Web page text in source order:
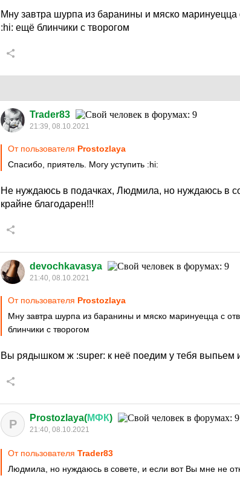
Мну завтра шурпа из баранины и мяско маринуецца
:hi: ещё блинчики с творогом
Trader83
21:39, 08.10.2021
От пользователя Prostozlaya
Спасибо, приятель. Могу уступить :hi:
Не нуждаюсь в подачках, Людмила, но нуждаюсь в
крайне благодарен!!!
devochkavasya
21:40, 08.10.2021
От пользователя Prostozlaya
Мну завтра шурпа из баранины и мяско маринуецца с
блинчики с творогом
Вы рядышком ж :super: к неё поедим у тебя
P Prostozlaya(МФК)
21:40, 08.10.2021
От пользователя Trader83
Людмила, но нуждаюсь в совете, и если вот Вы мне не